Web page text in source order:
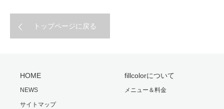
トップページに戻る
HOME
NEWS
サイトマップ
fillcolorについて
メニュー＆料金